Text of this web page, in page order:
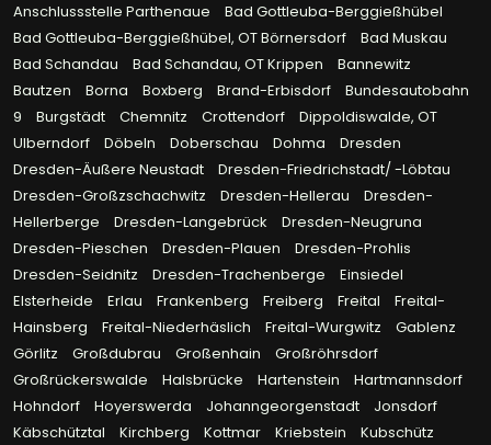
Anschlussstelle Parthenaue
Bad Gottleuba-Berggießhübel
Bad Gottleuba-Berggießhübel, OT Börnersdorf
Bad Muskau
Bad Schandau
Bad Schandau, OT Krippen
Bannewitz
Bautzen
Borna Boxberg Brand-Erbisdorf
Bundesautobahn
9
Burgstädt Chemnitz Crottendorf
Dippoldiswalde, OT
Ulberndorf
Döbeln Doberschau Dohma
Dresden
Dresden-Äußere Neustadt
Dresden-Friedrichstadt/ -Löbtau
Dresden-Großzschachwitz
Dresden-Hellerau
Dresden-
Hellerberge
Dresden-Langebrück
Dresden-Neugruna
Dresden-Pieschen
Dresden-Plauen
Dresden-Prohlis
Dresden-Seidnitz
Dresden-Trachenberge
Einsiedel
Elsterheide
Erlau Frankenberg Freiberg Freital
Freital-
Hainsberg
Freital-Niederhäslich Freital-Wurgwitz
Gablenz
Görlitz
Großdubrau Großenhain
Großröhrsdorf
Großrückerswalde
Halsbrücke Hartenstein
Hartmannsdorf
Hohndorf
Hoyerswerda Johanngeorgenstadt
Jonsdorf
Käbschütztal
Kirchberg Kottmar Kriebstein
Kubschütz